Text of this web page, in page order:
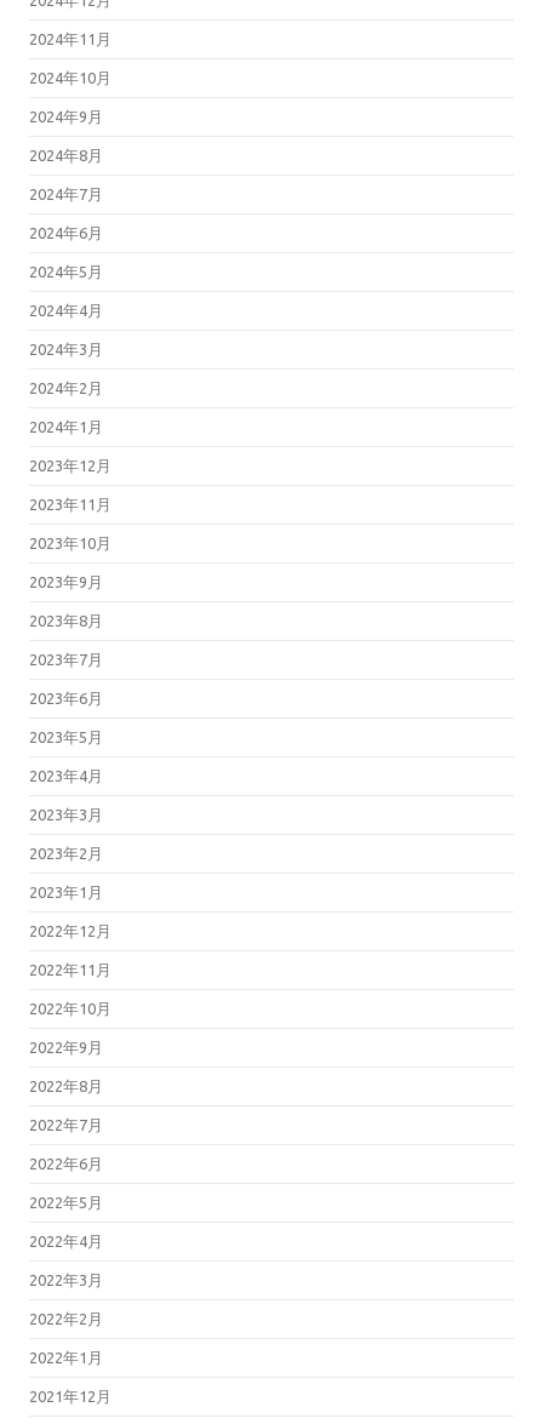
2024年11月
2024年10月
2024年9月
2024年8月
2024年7月
2024年6月
2024年5月
2024年4月
2024年3月
2024年2月
2024年1月
2023年12月
2023年11月
2023年10月
2023年9月
2023年8月
2023年7月
2023年6月
2023年5月
2023年4月
2023年3月
2023年2月
2023年1月
2022年12月
2022年11月
2022年10月
2022年9月
2022年8月
2022年7月
2022年6月
2022年5月
2022年4月
2022年3月
2022年2月
2022年1月
2021年12月